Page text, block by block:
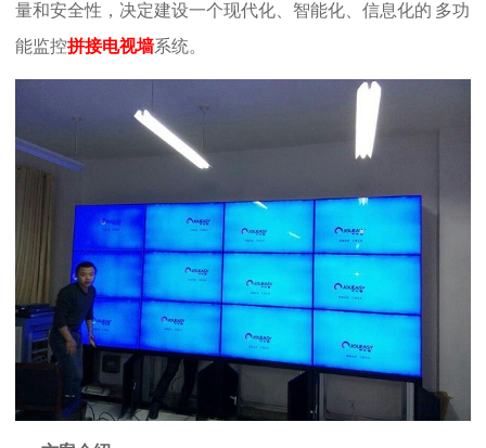
量和安全性，决定建设一个现代化、智能化、信息化的 多功
能监控拼接电视墙系统。